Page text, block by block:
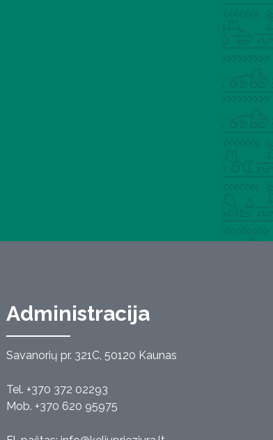
Administracija
Savanorių pr. 321C, 50120 Kaunas
Tel. +370 372 02293
Mob. +370 620 95975